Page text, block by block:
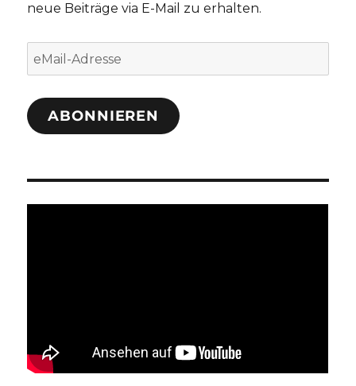
neue Beiträge via E-Mail zu erhalten.
eMail-
Adresse
ABONNIEREN